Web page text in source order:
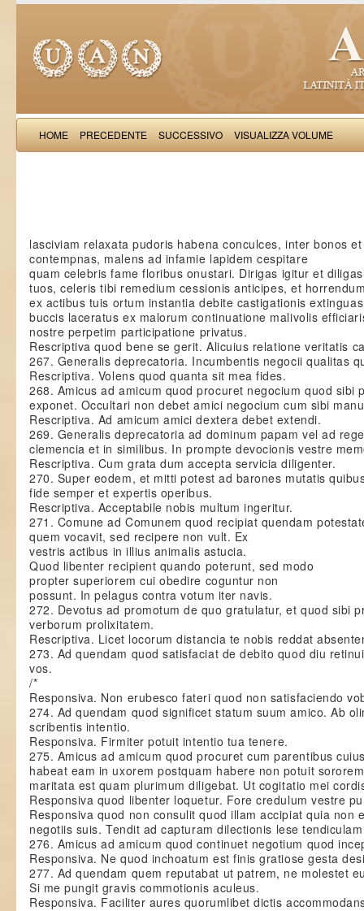
HOME PRECEDENTE SUCCESSIVO VISUALIZZA VOLUME
lasciviam relaxata pudoris habena conculces, inter bonos
contempnas, malens ad infamie lapidem cespitare
quam celebris fame floribus onustari. Dirigas igitur et
tuos, celeris tibi remedium cessionis anticipes, et
ex actibus tuis ortum instantia debite castigationis
buccis laceratus ex malorum continuatione malivolis
nostre perpetim participatione privatus.
Rescriptiva quod bene se gerit. Alicuius relatione veritatis
267. Generalis deprecatoria. Incumbentis negocii qualitas
Rescriptiva. Volens quod quanta sit mea fides.
268. Amicus ad amicum quod procuret negocium quod sibi
exponet. Occultari non debet amici negocium cum sibi
Rescriptiva. Ad amicum amici dextera debet extendi.
269. Generalis deprecatoria ad dominum papam vel ad
clemencia et in similibus. In prompte devocionis vestre
Rescriptiva. Cum grata dum accepta servicia diligenter.
270. Super eodem, et mitti potest ad barones mutatis
fide semper et expertis operibus.
Rescriptiva. Acceptabile nobis multum ingeritur.
271. Comune ad Comunem quod recipiat quendam
quem vocavit, sed recipere non vult. Ex
vestris actibus in illius animalis astucia.
Quod libenter recipient quando poterunt, sed modo
propter superiorem cui obedire coguntur non
possunt. In pelagus contra votum iter navis.
272. Devotus ad promotum de quo gratulatur, et quod sibi
verborum prolixitatem.
Rescriptiva. Licet locorum distancia te nobis reddat
273. Ad quendam quod satisfaciat de debito quod diu
vos.
/*
Responsiva. Non erubesco fateri quod non satisfaciendo
274. Ad quendam quod significet statum suum amico. Ab
scribentis intentio.
Responsiva. Firmiter potuit intentio tua tenere.
275. Amicus ad amicum quod procuret cum parentibus
habeat eam in uxorem postquam habere non potuit
maritata est quam plurimum diligebat. Ut cogitatio mei
Responsiva quod libenter loquetur. Fore credulum vestre
Responsiva quod non consulit quod illam accipiat quia non
negotiis suis. Tendit ad capturam dilectionis lese
276. Amicus ad amicum quod continuet negotium quod
Responsiva. Ne quod inchoatum est finis gratiose gesta
277. Ad quendam quem reputabat ut patrem, ne molestet
Si me pungit gravis commotionis aculeus.
Responsiva. Faciliter aures quorumlibet dictis